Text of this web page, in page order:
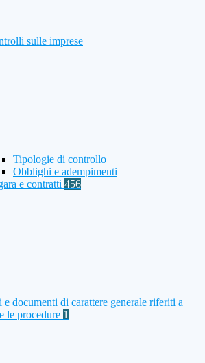
sulle imprese
Tipologie di controllo
Obblighi e adempimenti
e contratti 456
e documenti di carattere generale riferiti a
le procedure 1